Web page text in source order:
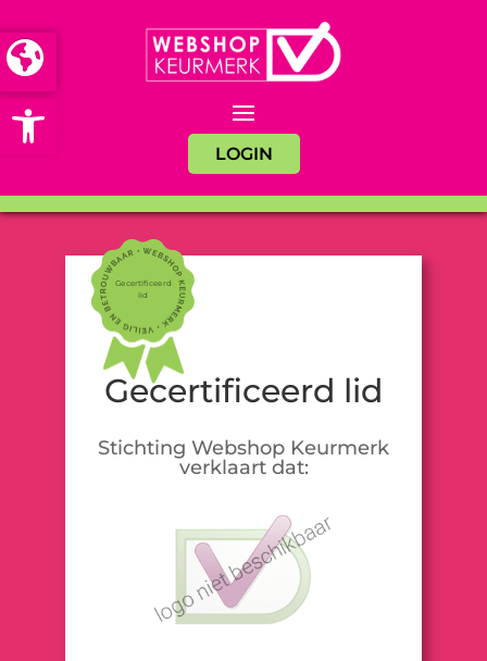
Open toolbar
LOGIN
Gecertificeerd
lid
Gecertificeerd lid
Stichting Webshop Keurmerk
verklaart dat: